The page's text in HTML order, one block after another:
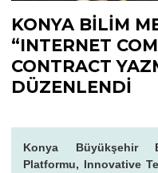
KONYA BİLİM
“INTERNET
CONTRACT
DÜZENLENDİ
Konya Büyükşehir
Platformu, Innovative